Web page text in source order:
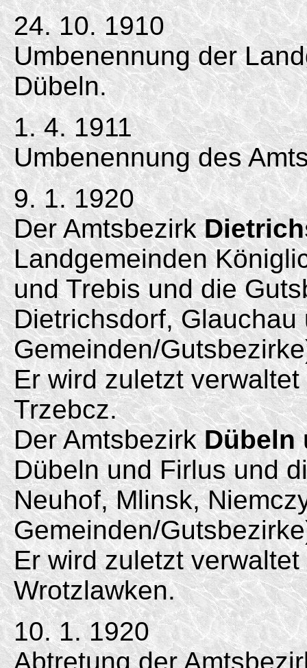
24. 10. 1910
Umbenennung der
Dübeln.
1. 4. 1911
Umbenennung des
9. 1. 1920
Der Amtsbezirk
Landgemeinden
und Trebis und die
Dietrichsdorf,
Gemeinden/
Er wird zuletzt
Trzebcz.
Der AmtsbezirkDübeln
Dübeln und Firlus und
Neuhof, Mlinsk,
Gemeinden/
Er wird zuletzt
Wrotzlawken.
10. 1. 1920
Abtretung der